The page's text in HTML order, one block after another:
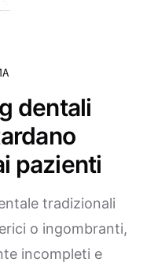
dentali
pazienti
tradizionali
o ingombranti,
incompleti e